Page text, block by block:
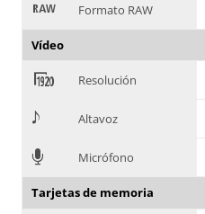
; Formato RAW
Vídeo
< Resolución
> Altavoz
= Micrófono
Tarjetas de memoria